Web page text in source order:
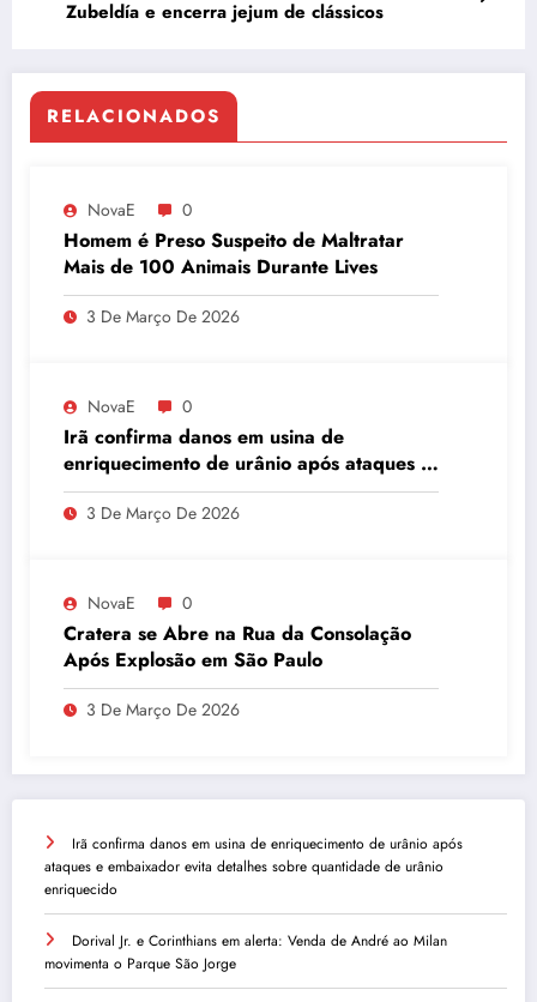
Zubeldía e encerra jejum de clássicos
RELACIONADOS
NovaE 0
Homem é Preso Suspeito de Maltratar
Mais de 100 Animais Durante Lives
3 De Março De 2026
NovaE 0
Irã confirma danos em usina de
enriquecimento de urânio após ataques e
embaixador evita detalhes sobre
quantidade de urânio enriquecido
3 De Março De 2026
NovaE 0
Cratera se Abre na Rua da Consolação
Após Explosão em São Paulo
3 De Março De 2026
Irã confirma danos em usina de enriquecimento de urânio após
ataques e embaixador evita detalhes sobre quantidade de urânio
enriquecido
Dorival Jr. e Corinthians em alerta: Venda de André ao Milan
movimenta o Parque São Jorge